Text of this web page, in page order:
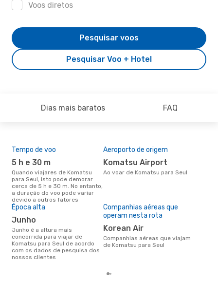
Voos diretos
Pesquisar Voo + Hotel
Pesquisar voos
Dias mais baratos FAQ
Tempo de voo
5 h e 30 m
Quando viajares de Komatsu
para Seul, isto pode demorar
cerca de 5 h e 30 m. No entanto,
a duração do voo pode variar
devido a outros fatores
Aeroporto de origem
Komatsu Airport
Ao voar de Komatsu para Seul
Época alta
junho
junho é a altura mais
concorrida para viajar de
Komatsu para Seul de acordo
com os dados de pesquisa dos
nossos clientes
Companhias aéreas que
operam nesta rota
Korean Air
Companhias aéreas que viajam
de Komatsu para Seul